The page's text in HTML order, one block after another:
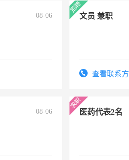
08-06 文员 兼职
查看联系
08-06 医药代表2名